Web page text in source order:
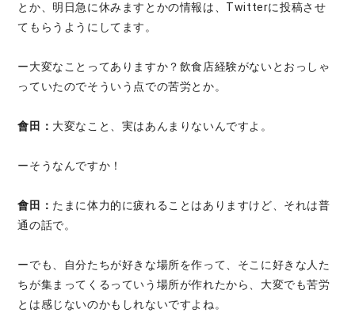
とか、明日急に休みますとかの情報は、Twitterに投稿させ
てもらうようにしてます。
ー大変なことってありますか？飲食店経験がないとおっしゃ
っていたのでそういう点での苦労とか。
會田： 大変なこと、実はあんまりないんですよ。
ーそうなんですか！
會田： たまに体力的に疲れることはありますけど、それは普
通の話で。
ーでも、自分たちが好きな場所を作って、そこに好きな人た
ちが集まってくるっていう場所が作れたから、大変でも苦労
とは感じないのかもしれないですよね。